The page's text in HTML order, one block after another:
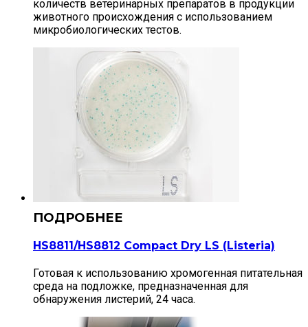
количеств ветеринарных препаратов в продукции
животного происхождения с использованием
микробиологических тестов.
HS8811/HS8812 Compact Dry LS (Listeria)
Готовая к использованию хромогенная питательная
среда на подложке, предназначенная для
обнаружения листерий, 24 часа.